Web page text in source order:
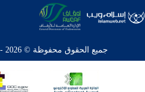
جميع الحقوق محفوظة © 2026 - 1998 لشبكة إسلام ويب